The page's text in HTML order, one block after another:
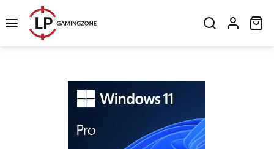
Zum Hauptinhalt springen